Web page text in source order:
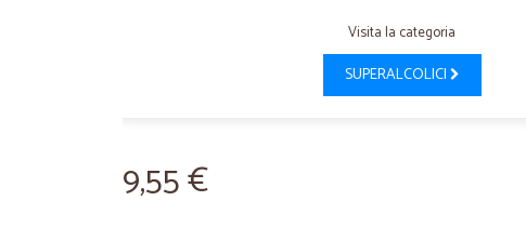
Visita la categoria
SUPERALCOLICI
9,55 €